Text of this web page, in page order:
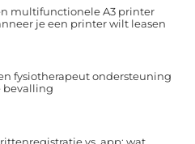
multifunctionele A3 printer
je een printer wilt leasen
fysiotherapeut ondersteuning
bevalling
vs. app: wat